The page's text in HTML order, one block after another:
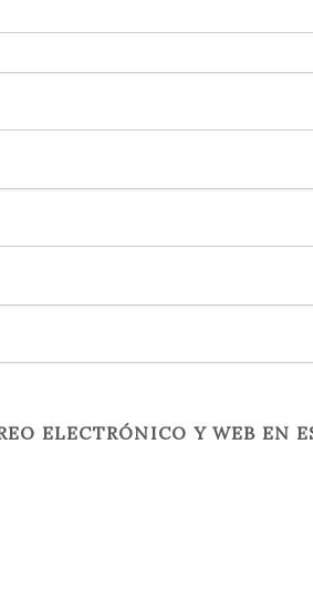
ELECTRÓNICO Y WEB EN